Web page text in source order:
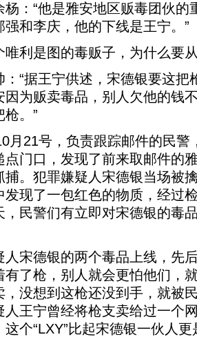
“他是雅安地区贩毒团伙的
强和李庆，他的下线是王宁。”
是图的毒贩子，为什么要
据王宁供述，宋德银要这把
因为贩卖毒品，别人欠他的钱
枪。”
21号，负责跟踪邮件的民警
点门口，发现了前来取邮件的
捕。犯罪嫌疑人宋德银当场被
发现了一包红色的物质，经过
，民警们有立即对宋德银的毒
德银的两个毒品上线，先
有了枪，别人就会更怕他们，
，没想到这枪还没到手，就被
人王宁曾经将枪支卖给过一个
个“LXY”比起宋德银一伙人